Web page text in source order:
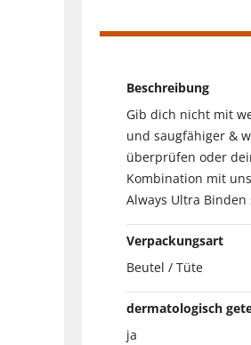
Beschreibung
Gib dich nicht mit
und saugfähiger &
überprüfen oder
Kombination mit
Always Ultra
Verpackungsart
Beutel / Tüte
dermatologisch
ja